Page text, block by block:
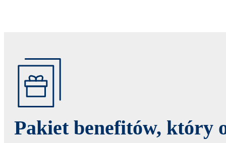
Pakiet benefitów, który